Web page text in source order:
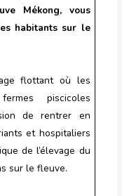
Mékong, vous
habitants sur le
flottant où les
piscicoles
de rentrer en
et hospitaliers
de l’élevage du
sur le fleuve.